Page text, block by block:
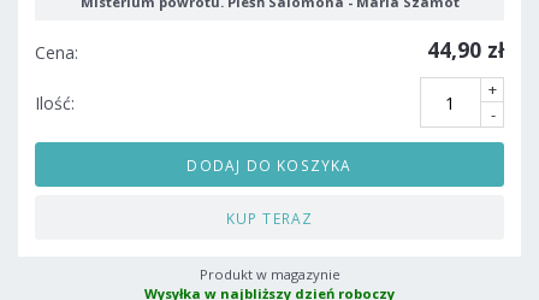
Cena: 44,90 zł
Ilość:
+
-
DODAJ DO KOSZYKA
KUP TERAZ
Produkt w magazynie
Wysyłka w najbliższy dzień roboczy